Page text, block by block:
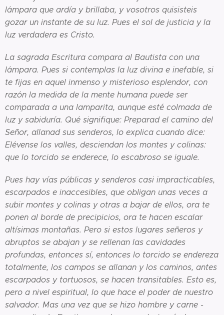
lámpara que ardía y brillaba, y vosotros quisisteis
gozar un instante de su luz. Pues el sol de justicia y la
luz verdadera es Cristo.
La sagrada Escritura compara al Bautista con una
lámpara. Pues si contemplas la luz divina e inefable, si
te fijas en aquel inmenso y misterioso esplendor, con
razón la medida de la mente humana puede ser
comparada a una lamparita, aunque esté colmada de
luz y sabiduría. Qué signifique: Preparad el camino del
Señor, allanad sus senderos, lo explica cuando dice:
Elévense los valles, desciendan los montes y colinas:
que lo torcido se enderece, lo escabroso se iguale.
Pues hay vías públicas y senderos casi impracticables,
escarpados e inaccesibles, que obligan unas veces a
subir montes y colinas y otras a bajar de ellos, ora te
ponen al borde de precipicios, ora te hacen escalar
altísimas montañas. Pero si estos lugares señeros y
abruptos se abajan y se rellenan las cavidades
profundas, entonces sí, entonces lo torcido se endereza
totalmente, los campos se allanan y los caminos, antes
escarpados y tortuosos, se hacen transitables. Esto es,
pero a nivel espiritual, lo que hace el poder de nuestro
salvador. Mas una vez que se hizo hombre y carne -